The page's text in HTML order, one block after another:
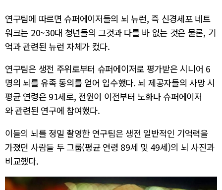
연구팀에 따르면 슈퍼에이저들의 뇌 뉴런, 즉 신경세포 네트
워크는 20~30대 청년들의 그것과 다를 바 없는 것은 물론, 기
억과 관련된 뉴런 자체가 컸다.
연구팀은 생전 주위로부터 슈퍼에이저로 평가받은 시니어 6
명의 뇌를 유족 동의를 얻어 입수했다. 뇌 제공자들의 사망 시
평균 연령은 91세로, 전원이 이전부터 노화나 슈퍼에이저
와 관련된 연구에 참여했다.
이들의 뇌를 정밀 촬영한 연구팀은 생전 일반적인 기억력을
가졌던 사람들 두 그룹(평균 연령 89세 및 49세)의 뇌 사진과
비교했다.